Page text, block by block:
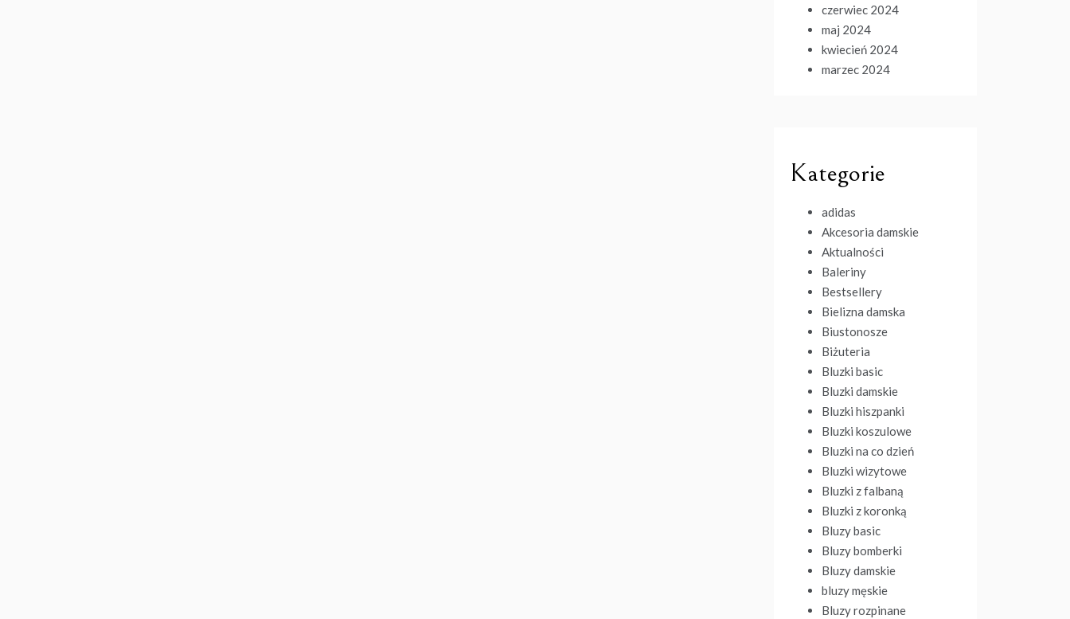
czerwiec 2024
maj 2024
kwiecień 2024
marzec 2024
Kategorie
adidas
Akcesoria damskie
Aktualności
Baleriny
Bestsellery
Bielizna damska
Biustonosze
Biżuteria
Bluzki basic
Bluzki damskie
Bluzki hiszpanki
Bluzki koszulowe
Bluzki na co dzień
Bluzki wizytowe
Bluzki z falbaną
Bluzki z koronką
Bluzy basic
Bluzy bomberki
Bluzy damskie
bluzy męskie
Bluzy rozpinane